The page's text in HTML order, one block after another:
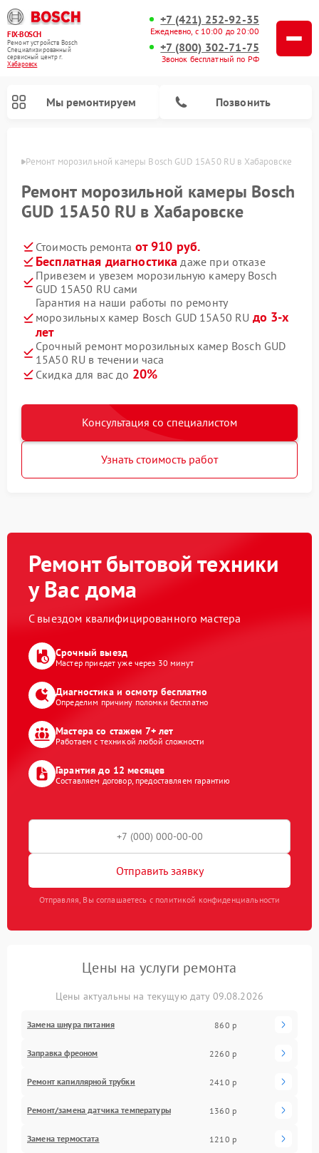
FIX-BOSCH
Ремонт устройств Bosch
Специализированный
cервисный центр г.
Хабаровск
+7 (421) 252-92-35
Ежедневно, с 10:00 до 20:00
+7 (800) 302-71-75
Звонок бесплатный по РФ
Мы ремонтируем Позвонить
Ремонт морозильной камеры Bosch GUD 15A50 RU в Хабаровске
Ремонт морозильной камеры Bosch
GUD 15A50 RU в Хабаровске
Стоимость ремонта от 910 руб.
Бесплатная диагностика даже при отказе
Привезем и увезем морозильную камеру Bosch
GUD 15A50 RU сами
Гарантия на наши работы по ремонту
морозильных камер Bosch GUD 15A50 RU до 3-х
лет
Срочный ремонт морозильных камер Bosch GUD
15A50 RU в течении часа
Скидка для вас до 20%
Консультация со специалистом
Узнать стоимость работ
Ремонт бытовой техники
у Вас дома
С выездом квалифицированного мастера
Срочный выезд
Мастер приедет уже через 30 минут
Диагностика и осмотр бесплатно
Определим причину поломки бесплатно
Мастера со стажем 7+ лет
Работаем с техникой любой сложности
Гарантия до 12 месяцев
Составляем договор, предоставляем гарантию
Отправить заявку
Отправляя, Вы соглашаетесь с политикой конфиденциальности
Цены на услуги ремонта
Цены актуальны на текущую дату 09.08.2026
Замена шнура питания 860 р
Заправка фреоном 2260 р
Ремонт капиллярной трубки 2410 р
Ремонт/замена датчика температуры 1360 р
Замена термостата 1210 р